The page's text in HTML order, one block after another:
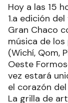
Hoy a las 15
1.a edición
Gran Chaco
música de
(Wichí, Qom,
Oeste
vez estará
el corazón
La grilla de